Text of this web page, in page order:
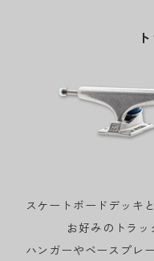
スケートボードデッキ
お好みのトラッ
ハンガーやベースプレ